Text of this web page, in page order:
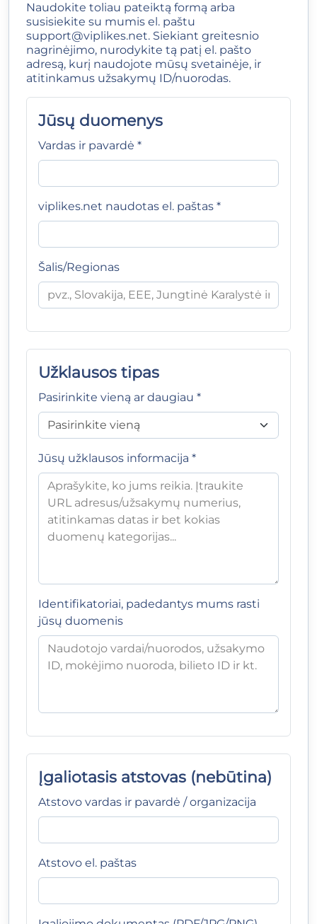
Naudokite toliau pateiktą formą arba
susisiekite su mumis el. paštu
support@viplikes.net. Siekiant greitesnio
nagrinėjimo, nurodykite tą patį el. pašto
adresą, kurį naudojote mūsų svetainėje, ir
atitinkamus užsakymų ID/nuorodas.
Jūsų duomenys
Vardas ir pavardė *
viplikes.net naudotas el. paštas *
Šalis/Regionas
Užklausos tipas
Pasirinkite vieną ar daugiau *
Jūsų užklausos informacija *
Identifikatoriai, padedantys mums rasti
jūsų duomenis
Įgaliotasis atstovas (nebūtina)
Atstovo vardas ir pavardė / organizacija
Atstovo el. paštas